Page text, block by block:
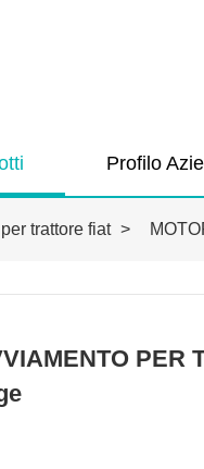
Profilo
trattore fiat >